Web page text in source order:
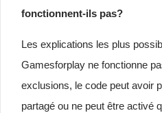
fonctionnent-ils pas?
Les explications les plus
Gamesforplay ne fonctionne
exclusions, le code peut avoir
partagé ou ne peut être activé